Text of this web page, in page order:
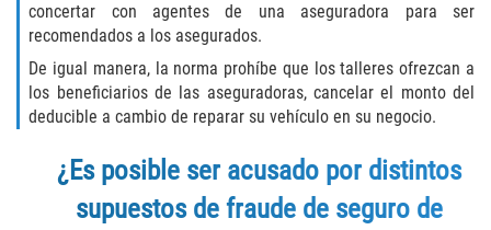
Violación Estatutaria
Agresión Sexual
Delitos Violentos
Aumento de Sentencia para Pandillas
concertar con agentes de una aseguradora para ser
recomendados a los asegurados.
De igual manera, la norma prohíbe que los talleres ofrezcan a
los beneficiarios de las aseguradoras, cancelar el monto del
deducible a cambio de reparar su vehículo en su negocio.
¿Es posible ser acusado por distintos
supuestos de fraude de seguro de